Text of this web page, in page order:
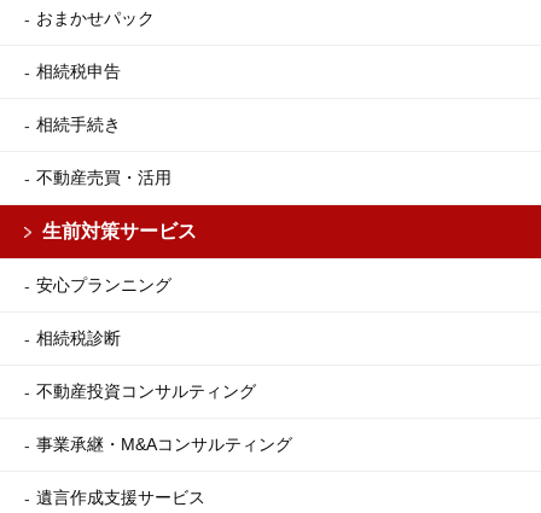
おまかせパック
相続税申告
相続手続き
不動産売買・活用
生前対策サービス
安心プランニング
相続税診断
不動産投資コンサルティング
事業承継・M&Aコンサルティング
遺言作成支援サービス